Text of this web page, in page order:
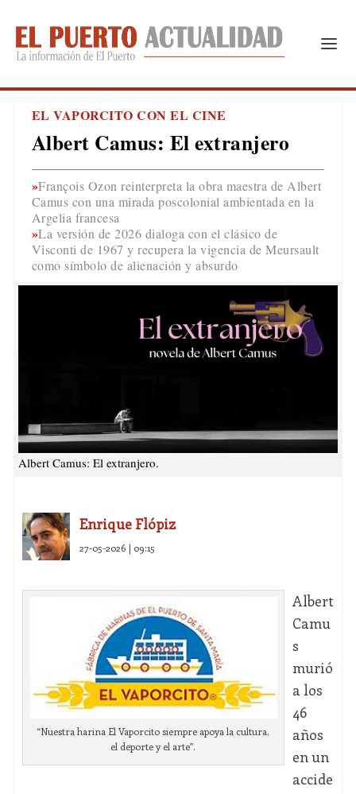
EL VAPORCITO CON EL CINE
Albert Camus: El extranjero
François Ozon reinterpreta la obra maestra de Albert
Camus con una mirada poscolonial ambientada en la
Argelia francesa
La versión de 2026 dialoga con el clásico de
Visconti de 1967 y recupera la vigencia de Meursault
como símbolo de alienación y absurdo
Albert Camus: El extranjero.
Enrique Flópiz
27-05-2026 | 09:15
“Nuestra harina El Vaporcito siempre apoya la cultura,
el deporte y el arte”.
Albert
Camu
s
murió
a los
46
años
en un
accide